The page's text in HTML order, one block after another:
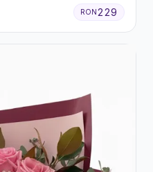
RON 229